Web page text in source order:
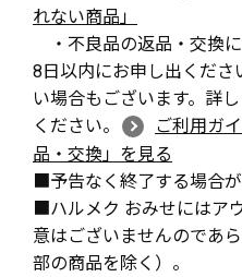
れない商品」
・不良品の返品・交換
8日以内にお申し出くだ
い場合もございます。詳
ください。
ご利用ガ
品・交換」を見る
■予告なく終了する場合が
■ハルメク おみせにはア
意はございませんのであ
部の商品を除く）。